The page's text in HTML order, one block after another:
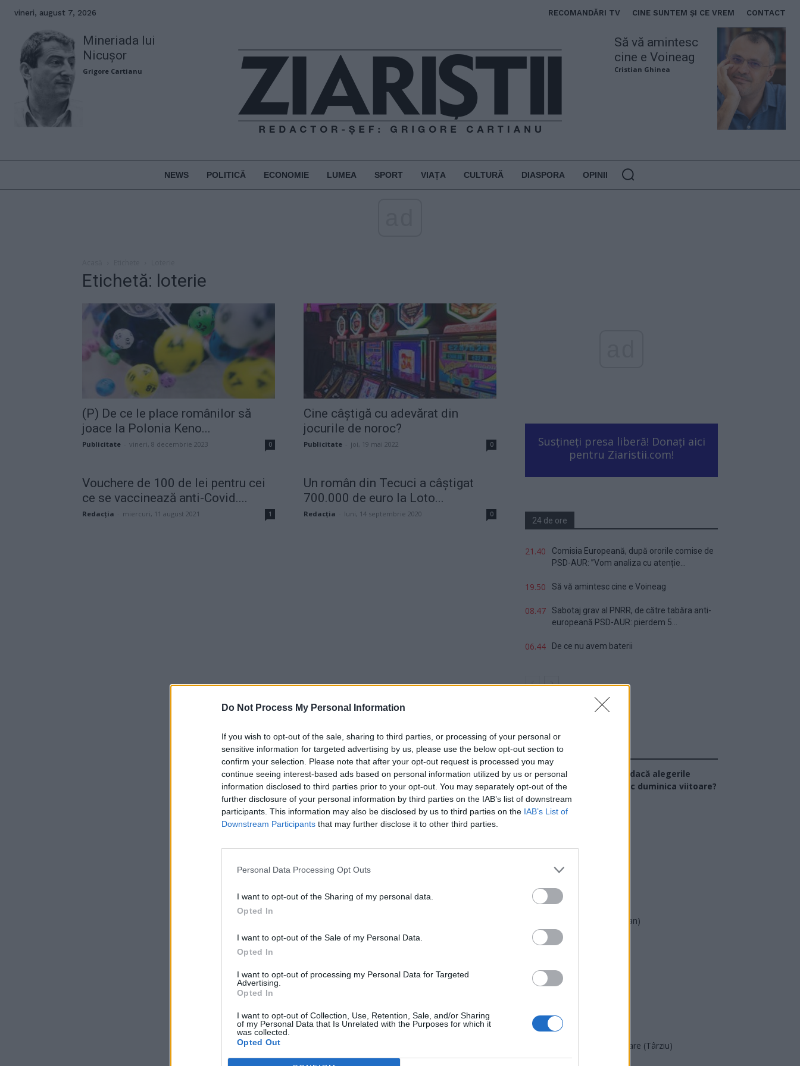
Do Not Process My Personal Information
If you wish to opt-out of the sale, sharing to third parties, or processing of your personal or
sensitive information for targeted advertising by us, please use the below opt-out section to
confirm your selection. Please note that after your opt-out request is processed you may
continue seeing interest-based ads based on personal information utilized by us or personal
information disclosed to third parties prior to your opt-out. You may separately opt-out of the
further disclosure of your personal information by third parties on the IAB’s list of downstream
participants. This information may also be disclosed by us to third parties on the IAB’s List of
Downstream Participants that may further disclose it to other third parties.
Personal Data Processing Opt Outs
I want to opt-out of the Sharing of my personal data.
Opted In
I want to opt-out of the Sale of my Personal Data.
Opted In
I want to opt-out of processing my Personal Data for Targeted
Advertising.
Opted In
I want to opt-out of Collection, Use, Retention, Sale, and/or Sharing
of my Personal Data that Is Unrelated with the Purposes for which it
was collected.
Opted Out
vineri, august 7, 2026 RECOMANDĂRI TV CINE SUNTEM ȘI CE VREM CONTACT
Mineriada lui
Nicușor
Grigore Cartianu
Să vă amintesc
cine e Voineag
Cristian Ghinea
NEWS POLITICĂ ECONOMIE LUMEA SPORT VIAȚA CULTURĂ DIASPORA OPINII
Etichetă: loterie
(P) De ce le place românilor să
joace la Polonia Keno...
Publicitate vineri, 8 decembrie 2023 0
Cine câștigă cu adevărat din
jocurile de noroc?
Publicitate joi, 19 mai 2022 0
Vouchere de 100 de lei pentru cei
ce se vaccinează anti-Covid....
Redacţia miercuri, 11 august 2021 1
Un român din Tecuci a câștigat
700.000 de euro la Loto...
Redacţia luni, 14 septembrie 2020 0
Susțineți presa liberă! Donați aici
pentru Ziaristii.com!
24 de ore
21.40
Comisia Europeană, după ororile comise de
PSD-AUR: ”Vom analiza cu atenție...
19.50 Să vă amintesc cine e Voineag
08.47
Sabotaj grav al PNRR, de către tabăra anti-
europeană PSD-AUR: pierdem 5...
06.44 De ce nu avem baterii
Sondaj
Ce partid ați vota dacă alegerile
parlamentare ar avea loc duminica viitoare?
USR
PSD
AUR
PMP (Tomac)
Forța Dreptei (L. Orban)
PNȚMM
SENS
PACE (Peia)
Acțiunea Conservatoare (Târziu)